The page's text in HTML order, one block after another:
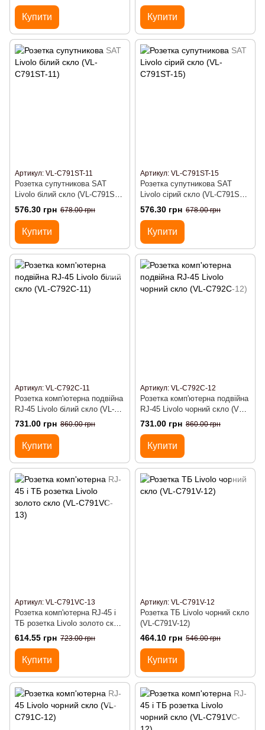
Купити Купити
Артикул: VL-C791ST-11
Розетка супутникова SAT
Livolo білий скло (VL-C791ST-
11)
576.30 грн 678.00 грн
Купити
Артикул: VL-C791ST-15
Розетка супутникова SAT
Livolo сірий скло (VL-C791ST-
15)
576.30 грн 678.00 грн
Купити
Артикул: VL-C792C-11
Розетка комп'ютерна подвійна
RJ-45 Livolo білий скло (VL-
C792C-11)
731.00 грн 860.00 грн
Купити
Артикул: VL-C792C-12
Розетка комп'ютерна подвійна
RJ-45 Livolo чорний скло (VL-
C792C-12)
731.00 грн 860.00 грн
Купити
Артикул: VL-C791VC-13
Розетка комп'ютерна RJ-45 і
ТБ розетка Livolo золото скло
(VL-C791VC-13)
614.55 грн 723.00 грн
Купити
Артикул: VL-C791V-12
Розетка ТБ Livolo чорний скло
(VL-C791V-12)
464.10 грн 546.00 грн
Купити